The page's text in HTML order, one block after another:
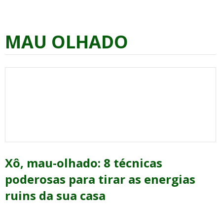
MAU OLHADO
Xô, mau-olhado: 8 técnicas
poderosas para tirar as energias
ruins da sua casa